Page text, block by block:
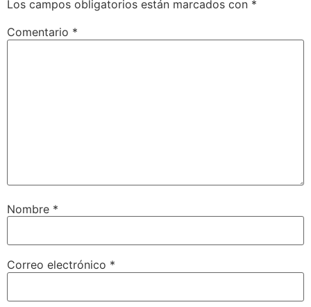
Los campos obligatorios están marcados con *
Comentario *
Nombre *
Correo electrónico *